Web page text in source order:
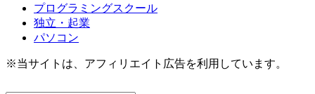
プログラミングスクール
独立・起業
パソコン
※当サイトは、アフィリエイト広告を利用しています。